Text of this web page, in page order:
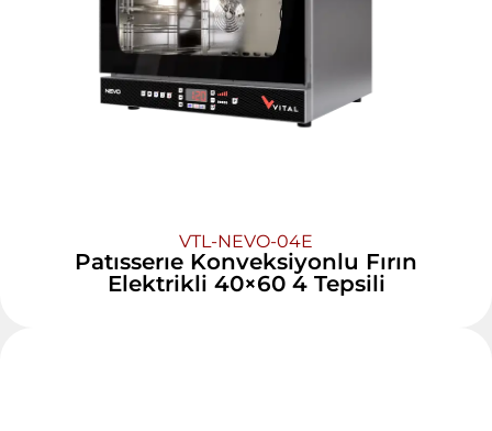
VTL-NEVO-04E
Patısserıe Konveksiyonlu Fırın
Elektrikli 40×60 4 Tepsili